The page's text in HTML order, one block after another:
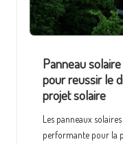
Panneau
pour reussir le
projet solaire
Les panneaux
performante pour la